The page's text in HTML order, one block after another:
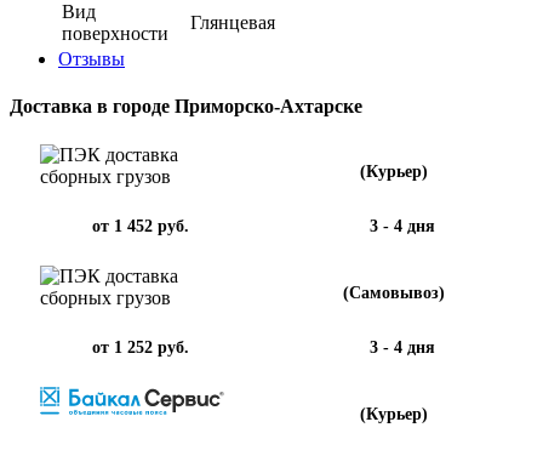
Вид
поверхности
Глянцевая
Отзывы
Доставка в городе Приморско-Ахтарске
(Курьер)
от 1 452 руб. 3 - 4 дня
(Самовывоз)
от 1 252 руб. 3 - 4 дня
(Курьер)